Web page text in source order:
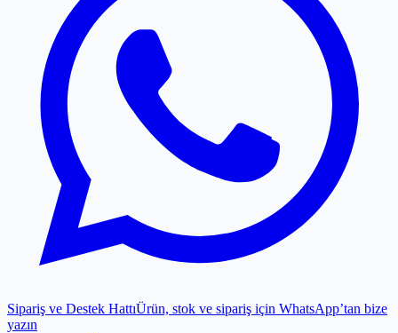
Sipariş ve Destek HattıÜrün, stok ve sipariş için WhatsApp’tan bize
yazın